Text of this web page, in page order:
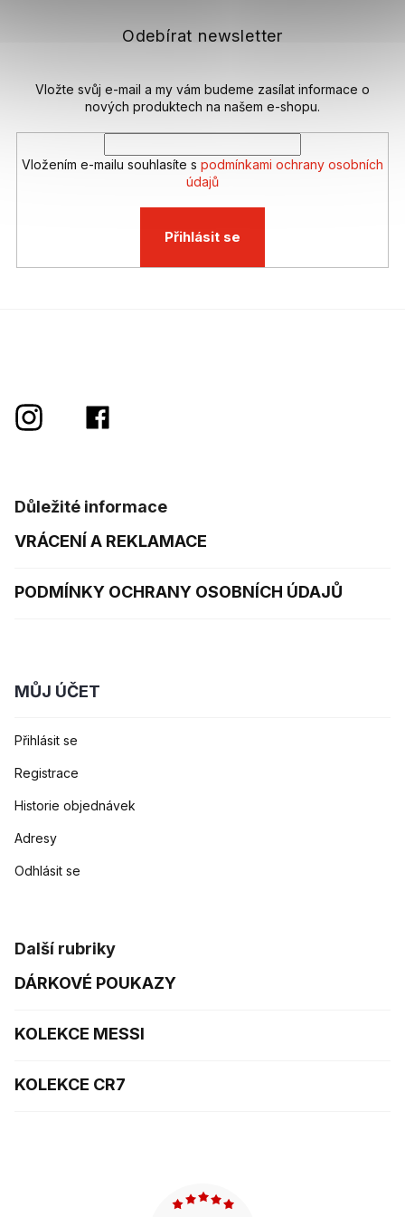
Odebírat newsletter
Vložte svůj e-mail a my vám budeme zasílat informace o
nových produktech na našem e-shopu.
Vložením e-mailu souhlasíte s podmínkami ochrany osobních
údajů
Přihlásit se
Důležité informace
VRÁCENÍ A REKLAMACE
PODMÍNKY OCHRANY OSOBNÍCH ÚDAJŮ
MŮJ ÚČET
Přihlásit se
Registrace
Historie objednávek
Adresy
Odhlásit se
Další rubriky
DÁRKOVÉ POUKAZY
KOLEKCE MESSI
KOLEKCE CR7